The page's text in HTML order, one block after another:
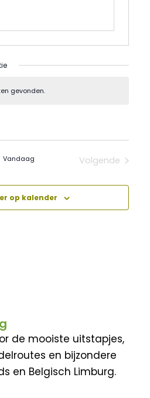
gevonden.
Vandaag
Volgende
op kalender
de mooiste uitstapjes,
en bijzondere
en Belgisch Limburg.